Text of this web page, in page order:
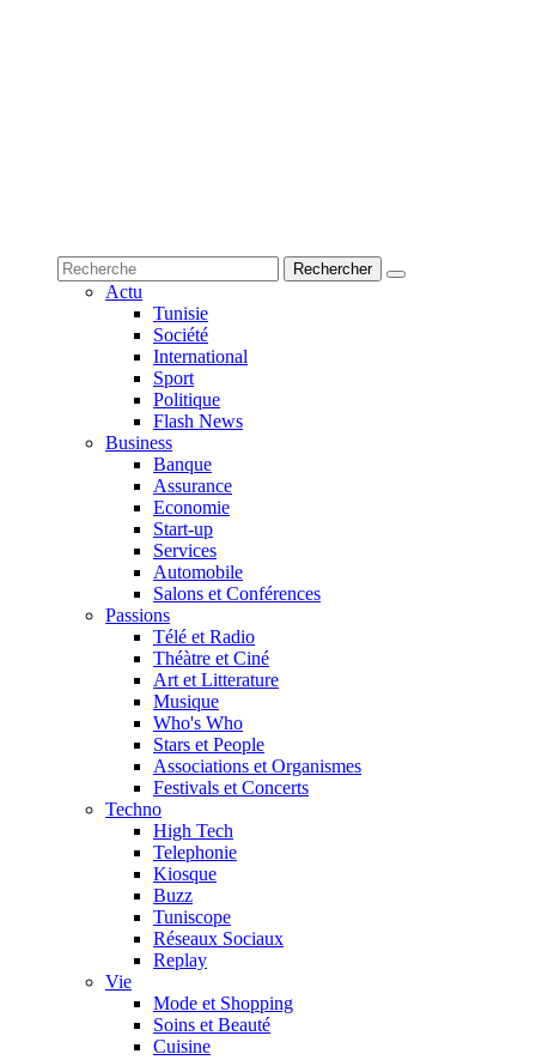
Actu
Tunisie
Société
International
Sport
Politique
Flash News
Business
Banque
Assurance
Economie
Start-up
Services
Automobile
Salons et Conférences
Passions
Télé et Radio
Théàtre et Ciné
Art et Litterature
Musique
Who's Who
Stars et People
Associations et Organismes
Festivals et Concerts
Techno
High Tech
Telephonie
Kiosque
Buzz
Tuniscope
Réseaux Sociaux
Replay
Vie
Mode et Shopping
Soins et Beauté
Cuisine